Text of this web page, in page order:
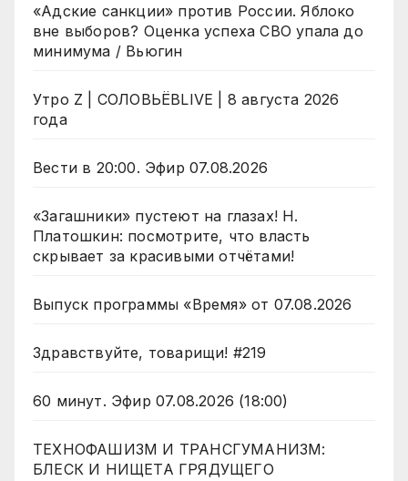
«Адские санкции» против России. Яблоко
вне выборов? Оценка успеха СВО упала до
минимума / Вьюгин
Утро Z | СОЛОВЬЁВLIVE | 8 августа 2026
года
Вести в 20:00. Эфир 07.08.2026
«Загашники» пустеют на глазах! Н.
Платошкин: посмотрите, что власть
скрывает за красивыми отчётами!
Выпуск программы «Время» от 07.08.2026
Здравствуйте, товарищи! #219
60 минут. Эфир 07.08.2026 (18:00)
ТЕХНОФАШИЗМ И ТРАНСГУМАНИЗМ:
БЛЕСК И НИЩЕТА ГРЯДУЩЕГО